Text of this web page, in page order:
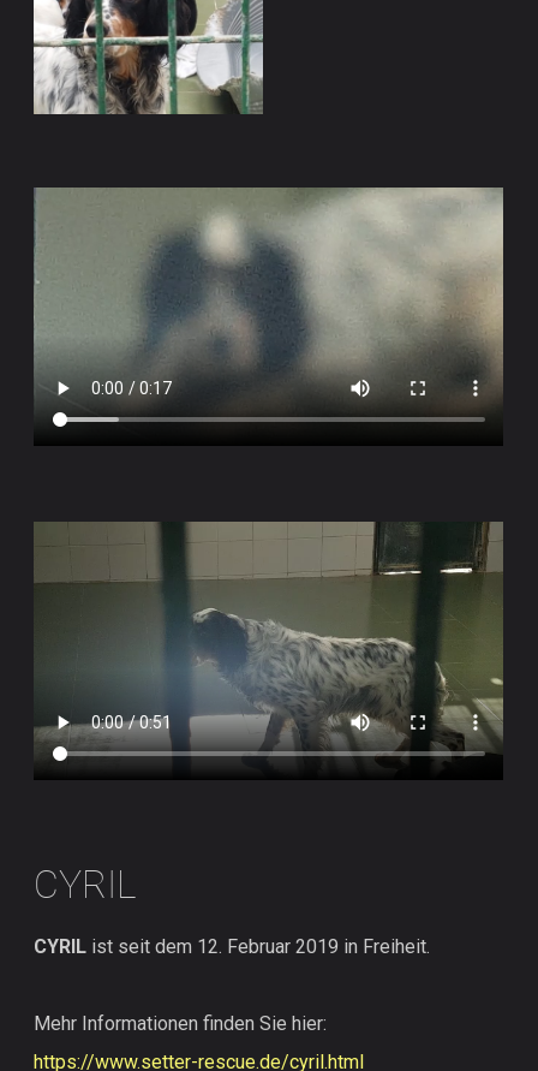
CYRIL
CYRIL ist seit dem 12. Februar 2019 in Freiheit.
Mehr Informationen finden Sie hier:
https://www.setter-rescue.de/cyril.html